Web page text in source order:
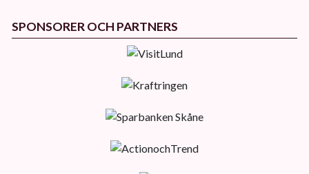
SPONSORER OCH PARTNERS